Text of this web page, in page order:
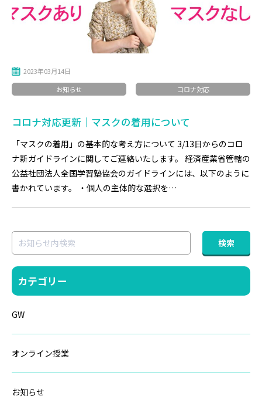
2023年03月14日
お知らせ
コロナ対応
コロナ対応更新｜マスクの着用について
「マスクの着用」の基本的な考え方について 3/13日からのコロ
ナ新ガイドラインに関してご連絡いたします。 経済産業省管轄の
公益社団法人全国学習塾協会のガイドラインには、以下のように
書かれています。 ・個人の主体的な選択を…
カテゴリー
GW
オンライン授業
お知らせ